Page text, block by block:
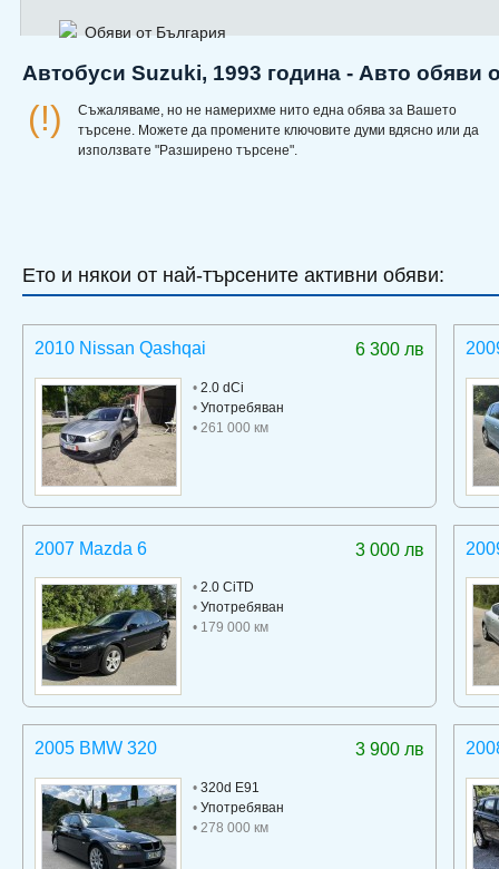
Обяви от България
Автобуси Suzuki, 1993 година - Авто обяви
(!)
Съжаляваме, но не намерихме нито една обява за Вашето
търсене. Можете да промените ключовите думи вдясно или да
използвате "Разширено търсене".
Ето и някои от най-търсените активни обяви:
6 300 лв
2010 Nissan Qashqai
• 2.0 dCi
• Употребяван
• 261 000 км
3 000 лв
2007 Mazda 6
• 2.0 CiTD
• Употребяван
• 179 000 км
3 900 лв
2005 BMW 320
• 320d E91
• Употребяван
• 278 000 км